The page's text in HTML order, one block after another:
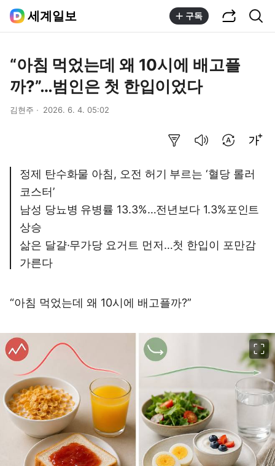
세계일보 구독
“아침 먹었는데 왜 10시에 배고플
까?”…범인은 첫 한입이었다
김현주 2026. 6. 4. 05:02
정제 탄수화물 아침, 오전 허기 부르는 ‘혈당 롤러
코스터’
남성 당뇨병 유병률 13.3%…전년보다 1.3%포인트
상승
삶은 달걀·무가당 요거트 먼저…첫 한입이 포만감
가른다
“아침 먹었는데 왜 10시에 배고플까?”